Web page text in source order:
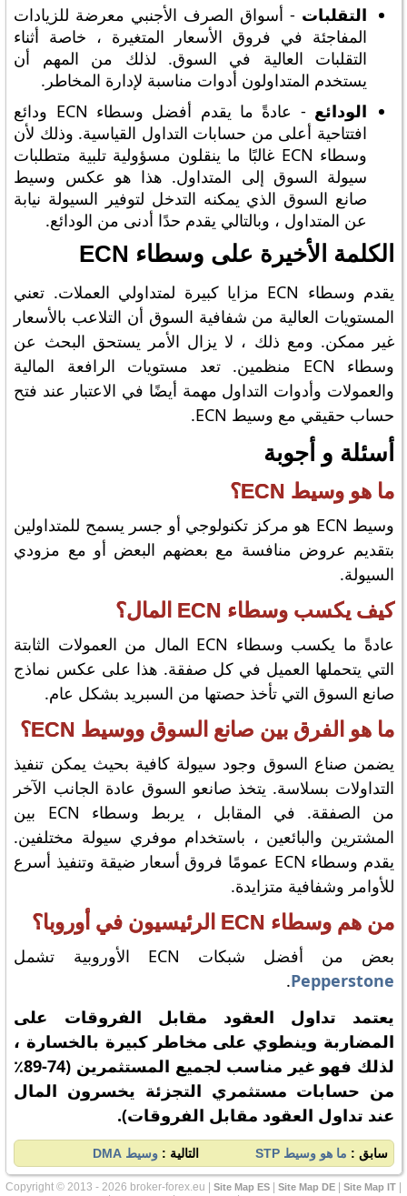
التقلبات - أسواق الصرف الأجنبي معرضة للزيادات
المفاجئة في فروق الأسعار المتغيرة ، خاصة أثناء
التقلبات العالية في السوق. لذلك من المهم أن
يستخدم المتداولون أدوات مناسبة لإدارة المخاطر.
الودائع
- عادةً ما يقدم أفضل وسطاء ECN ودائع
افتتاحية أعلى من حسابات التداول القياسية. وذلك لأن
وسطاء ECN غالبًا ما ينقلون مسؤولية تلبية متطلبات
سيولة السوق إلى المتداول. هذا هو عكس وسيط
صانع السوق الذي يمكنه التدخل لتوفير السيولة نيابة
عن المتداول ، وبالتالي يقدم حدًا أدنى من الودائع.
الكلمة الأخيرة على وسطاء ECN
يقدم وسطاء ECN مزايا كبيرة لمتداولي العملات. تعني
المستويات العالية من شفافية السوق أن التلاعب بالأسعار
غير ممكن. ومع ذلك ، لا يزال الأمر يستحق البحث عن
وسطاء ECN منظمين. تعد مستويات الرافعة المالية
والعمولات وأدوات التداول مهمة أيضًا في الاعتبار عند فتح
حساب حقيقي مع وسيط ECN.
أسئلة و أجوبة
ما هو وسيط ECN؟
وسيط ECN هو مركز تكنولوجي أو جسر يسمح للمتداولين
بتقديم عروض منافسة مع بعضهم البعض أو مع مزودي
السيولة.
كيف يكسب وسطاء ECN المال؟
عادةً ما يكسب وسطاء ECN المال من العمولات الثابتة
التي يتحملها العميل في كل صفقة. هذا على عكس نماذج
صانع السوق التي تأخذ حصتها من السبريد بشكل عام.
ما هو الفرق بين صانع السوق ووسيط ECN؟
يضمن صناع السوق وجود سيولة كافية بحيث يمكن تنفيذ
التداولات بسلاسة. يتخذ صانعو السوق عادة الجانب الآخر
من الصفقة. في المقابل ، يربط وسطاء ECN بين
المشترين والبائعين ، باستخدام موفري سيولة مختلفين.
يقدم وسطاء ECN عمومًا فروق أسعار ضيقة وتنفيذ أسرع
للأوامر وشفافية متزايدة.
من هم وسطاء ECN الرئيسيون في أوروبا؟
بعض من أفضل شبكات ECN الأوروبية تشمل
Pepperstone
.
يعتمد تداول العقود مقابل الفروقات على
المضاربة وينطوي على مخاطر كبيرة بالخسارة ،
لذلك فهو غير مناسب لجميع المستثمرين (74-89٪
من حسابات مستثمري التجزئة يخسرون المال
عند تداول العقود مقابل الفروقات).
سابق : ما هو وسيط STP التالية : وسيط DMA
Copyright © 2013 - 2026 broker-forex.eu | Site Map ES Site Map DE Site Map IT